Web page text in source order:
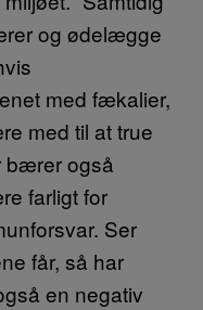
og ødelægge
med fækalier,
med til at true
bærer også
farligt for
Ser
får, så har
en negativ